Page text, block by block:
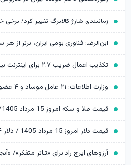
قیمت دلار امروز 15 مرداد 1405 / دلار ۴ هزار تومان ریخت